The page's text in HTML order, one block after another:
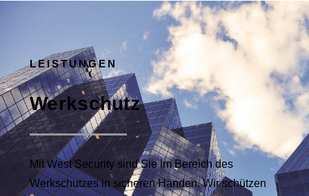
LEISTUNGEN
Werkschutz
Mit West Security sind Sie im Bereich des
Werkschutzes in sicheren Händen. Wir schützen